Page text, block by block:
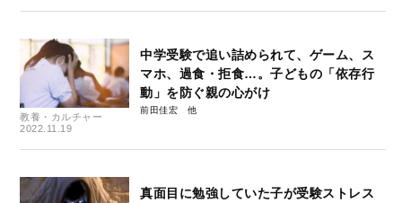
教養・カルチャー
2022.11.19
中学受験で追い詰められて、ゲーム、ス
マホ、過食・拒食…。子どもの「依存行
動」を防ぐ親の心がけ
前田佳宏
真面目に勉強していた子が受験ストレス